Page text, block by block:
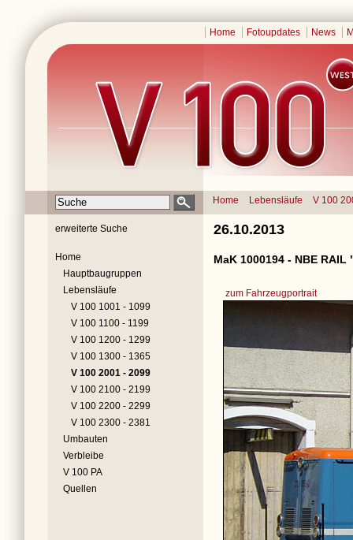
Home Fotoupdates News
Home Lebensläufe V 100
erweiterte Suche
Home
Hauptbaugruppen
Lebensläufe
V 100 1001 - 1099
V 100 1100 - 1199
V 100 1200 - 1299
V 100 1300 - 1365
V 100 2001 - 2099
V 100 2100 - 2199
V 100 2200 - 2299
V 100 2300 - 2381
Umbauten
Verbleibe
V 100 PA
Quellen
26.10.2013
MaK 1000194 - NBE RAIL
zum Fahrzeugportrait